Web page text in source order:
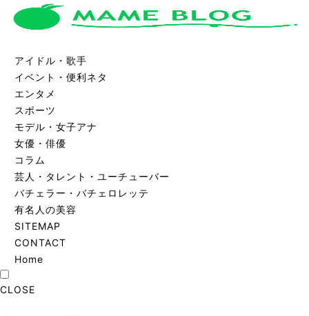
アイドル・歌手
イベント・便利ネタ
エンタメ
スポーツ
モデル・女子アナ
女優・俳優
コラム
芸人・タレント・ユーチューバー
バチェラー・バチェロレッテ
有名人の美容
SITEMAP
CONTACT
Home
CLOSE